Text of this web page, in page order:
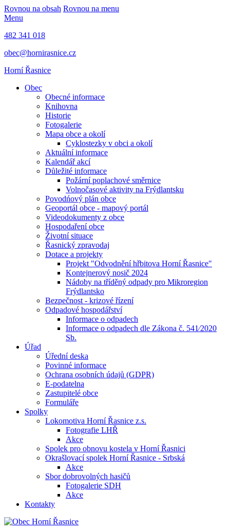
Rovnou na obsah Rovnou na menu
Menu
482 341 018
obec@hornirasnice.cz
Horní Řasnice
Obec
Obecné informace
Knihovna
Historie
Fotogalerie
Mapa obce a okolí
Cyklostezky v obci a okolí
Aktuální informace
Kalendář akcí
Důležité informace
Požární poplachové směrnice
Volnočasové aktivity na Frýdlantsku
Povodńový plán obce
Geoportál obce - mapový portál
Videodokumenty z obce
Hospodaření obce
Životní situace
Řasnický zpravodaj
Dotace a projekty
Projekt "Odvodnění hřbitova Horní Řasnice"
Kontejnerový nosič 2024
Nádoby na tříděný odpady pro Mikroregion
Frýdlantsko
Bezpečnost - krizové řízení
Odpadové hospodářství
Informace o odpadech
Informace o odpadech dle Zákona č. 541⁄2020
Sb.
Úřad
Úřední deska
Povinné informace
Ochrana osobních údajů (GDPR)
E-podatelna
Zastupitelé obce
Formuláře
Spolky
Lokomotiva Horní Řasnice z.s.
Fotografie LHŘ
Akce
Spolek pro obnovu kostela v Horní Řasnici
Okrašlovací spolek Horní Řasnice - Srbská
Akce
Sbor dobrovolných hasičů
Fotogalerie SDH
Akce
Kontakty